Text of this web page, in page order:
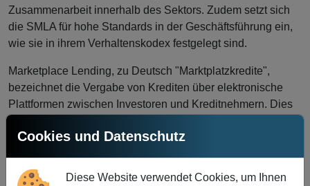
Zusammenarbeit innerhalb des Sektors. Zudem setzt sich
die SMLA für hohe Standards in der Geschäftsführung ein,
wie sie in ihrem Verhaltenskodex festgelegt sind.
Marketplace Lending, zu Deutsch "Marktplatzkredite",
bezeichnet die Vergabe von Krediten über elektronische
Plattformen zwischen Investoren und Kreditnehmern. Dies
Begriff hierfür in der Schweiz. Marketplace Lending lässt
und Immobilien.
Cookies und Datenschutz
Diese Website verwendet Cookies, um Ihnen